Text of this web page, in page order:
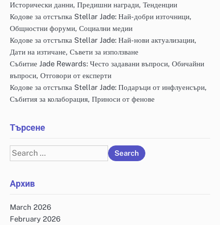
Исторически данни, Предишни награди, Тенденции
Кодове за отстъпка Stellar Jade: Най-добри източници,
Общностни форуми, Социални медии
Кодове за отстъпка Stellar Jade: Най-нови актуализации,
Дати на изтичане, Съвети за използване
Събитие Jade Rewards: Често задавани въпроси, Обичайни
въпроси, Отговори от експерти
Кодове за отстъпка Stellar Jade: Подаръци от инфлуенсъри,
Събития за колаборация, Приноси от фенове
Търсене
Search
for:
Архив
March 2026
February 2026